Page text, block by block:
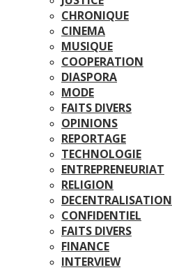
CHRONIQUE
CINEMA
MUSIQUE
COOPERATION
DIASPORA
MODE
FAITS DIVERS
OPINIONS
REPORTAGE
TECHNOLOGIE
ENTREPRENEURIAT
RELIGION
DECENTRALISATION
CONFIDENTIEL
FAITS DIVERS
FINANCE
INTERVIEW